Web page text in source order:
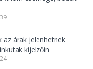
az árak jelenhetnek
kijelzőin